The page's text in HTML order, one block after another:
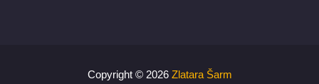
Copyright © 2026 Zlatara Šarm